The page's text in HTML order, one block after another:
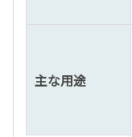
主な用途